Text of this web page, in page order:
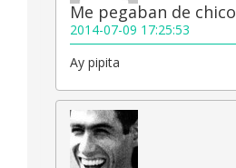
Me pegaban de chico
2014-07-09 17:25:53
Ay pipita